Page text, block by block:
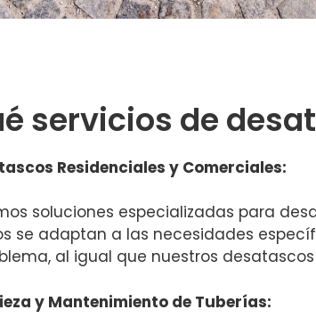
servicios de
Residenciales y Comerciales:
soluciones especializadas para
se adaptan a las necesidades
al igual que nuestros
y Mantenimiento de Tuberías: